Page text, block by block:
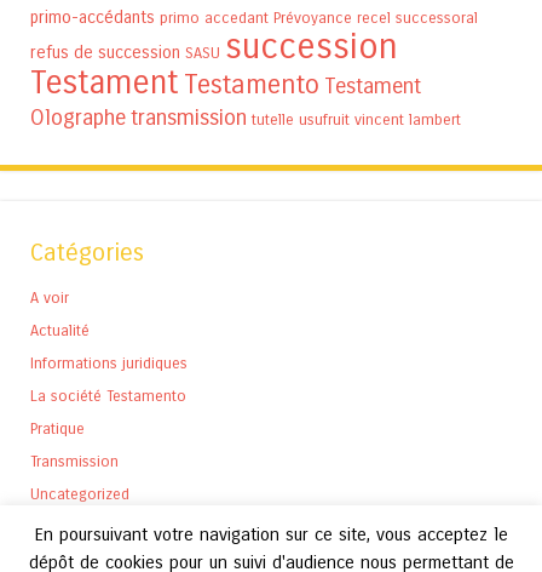
primo-accédants primo accedant Prévoyance recel successoral
refus de succession SASU succession
Testament Testamento Testament
Olographetransmission tutelle usufruit vincent lambert
Catégories
A voir
Actualité
Informations juridiques
La société Testamento
Pratique
Transmission
Uncategorized
En poursuivant votre navigation sur ce site, vous acceptez le
dépôt de cookies pour un suivi d'audience nous permettant de